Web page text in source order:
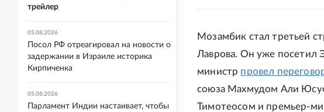
Мозамбик стал третьей
Лаврова. Он уже посетил
министр провел
союза Махмудом Али
Тимотеосом и премьер-
трейлер
05.08.2026
Посол РФ отреагировал на новости о
задержании в Израиле историка
Кирпиченка
05.08.2026
Парламент Индии настаивает, чтобы